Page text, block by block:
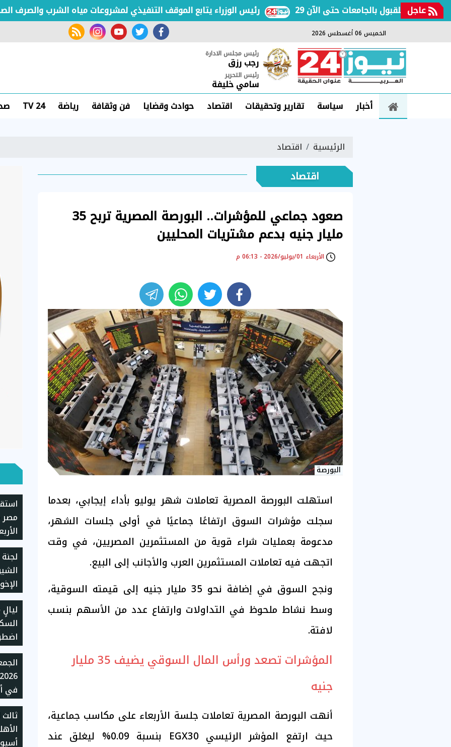
عاجل رئيس الوزراء يتابع الموقف التنفيذي لمشروعات مياه الشرب والصرف الصحي للقبول بالجامعات حتى الآن
الخميس 06 أغسطس 2026 facebook
twitter
youtube
instagram
rss feed
رئيس مجلس الادارة
رجب رزق
رئيس التحرير
سامي خليفة
أخبار
سياسة تقارير وتحقيقات اقتصاد حوادث وقضايا فن وثقافة رياضة TV 24
الرئيسية اقتصاد
اقتصاد
صعود جماعي للمؤشرات.. البورصة المصرية تربح 35
مليار جنيه بدعم مشتريات المحليين
الأربعاء 01/يوليو/2026 - 06:13 م
البورصة
استهلت البورصة المصرية تعاملات شهر يوليو بأداء إيجابي، بعدما
سجلت مؤشرات السوق ارتفاعًا جماعيًا في أولى جلسات الشهر،
مدعومة بعمليات شراء قوية من المستثمرين المصريين، في وقت
اتجهت فيه تعاملات المستثمرين العرب والأجانب إلى البيع.
ونجح السوق في إضافة نحو 35 مليار جنيه إلى قيمته السوقية،
وسط نشاط ملحوظ في التداولات وارتفاع عدد من الأسهم بنسب
لافتة.
المؤشرات تصعد ورأس المال السوقي يضيف 35 مليار
جنيه
أنهت البورصة المصرية تعاملات جلسة الأربعاء على مكاسب جماعية،
حيث ارتفع المؤشر الرئيسي EGX30 بنسبة 0.09% ليغلق عند
مصر
يسجل
في
الغد